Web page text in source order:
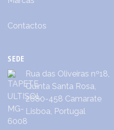
Contactos
SEDE
Rua das Oliveiras nº18,
Quinta Santa Rosa,
2680-458 Camarate
Lisboa, Portugal